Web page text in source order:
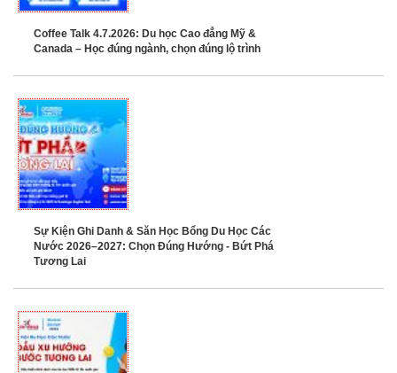
Coffee Talk 4.7.2026: Du học Cao đẳng Mỹ &
Canada – Học đúng ngành, chọn đúng lộ trình
Sự Kiện Ghi Danh & Săn Học Bổng Du Học Các
Nước 2026–2027: Chọn Đúng Hướng - Bứt Phá
Tương Lai